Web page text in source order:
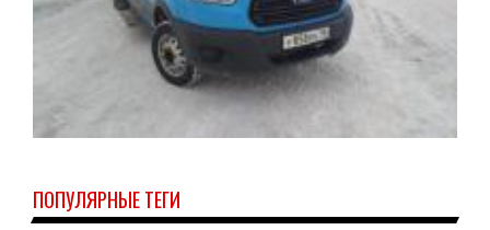
ПОПУЛЯРНЫЕ ТЕГИ